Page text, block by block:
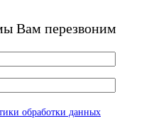
Вам перезвоним
обработки данных